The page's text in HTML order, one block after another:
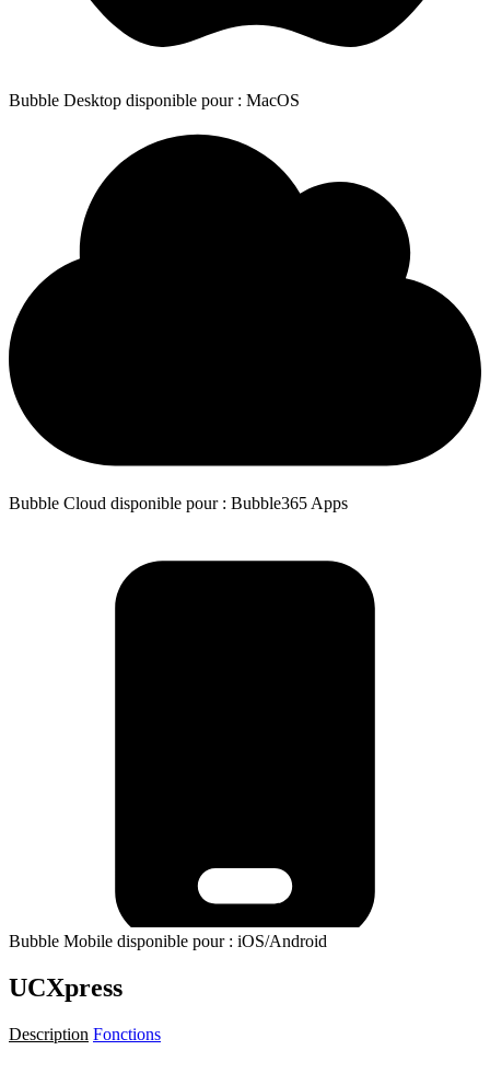
Bubble Desktop disponible pour : MacOS
Bubble Cloud disponible pour : Bubble365 Apps
Bubble Mobile disponible pour : iOS/Android
UCXpress
Description Fonctions